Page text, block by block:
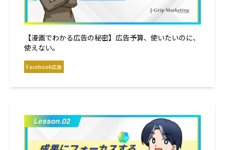
【漫画でわかる広告の秘密】広告予算、使いたいのに、
使えない。
Facebook広告